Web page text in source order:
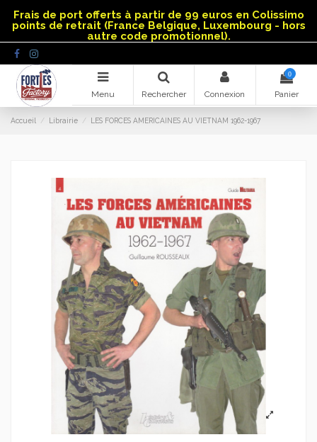
Frais de port offerts à partir de 99 euros en Colissimo
points de retrait (France Belgique, Luxembourg - hors
autre code promotionnel).
Menu Rechercher Connexion
0
Panier
Accueil Librairie LES FORCES AMERICAINES AU VIETNAM 1962-1967